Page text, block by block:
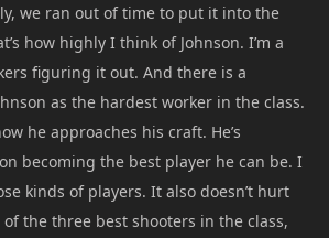
we ran out of time to put it into the
how highly I think of Johnson. I’m a
figuring it out. And there is a
as the hardest worker in the class.
he approaches his craft. He’s
becoming the best player he can be. I
kinds of players. It also doesn’t hurt
the three best shooters in the class,